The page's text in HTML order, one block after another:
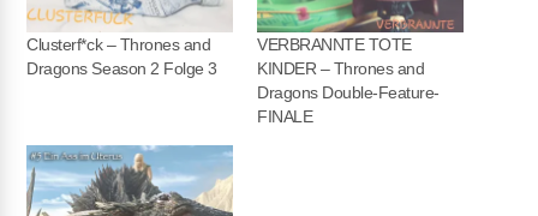
Clusterf*ck – Thrones and
Dragons Season 2 Folge 3
VERBRANNTE TOTE
KINDER – Thrones and
Dragons Double-Feature-
FINALE